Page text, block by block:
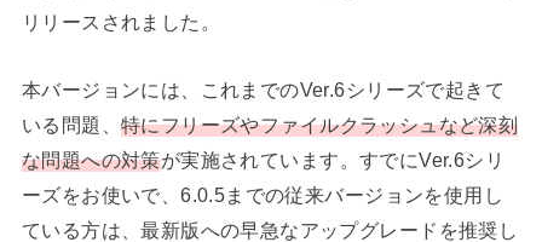
リリースされました。
本バージョンには、これまでのVer.6シリーズで起きて
いる問題、 特にフリーズやファイルクラッシュなど深刻
な問題への対策が実施されています。すでにVer.6シリ
ーズをお使いで、6.0.5までの従来バージョンを使用し
ている方は、最新版への早急なアップグレードを推奨し